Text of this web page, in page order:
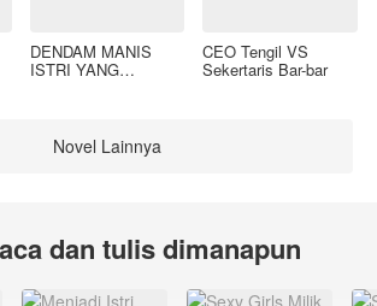
DENDAM MANIS
ISTRI YANG
CEO Tengil VS
Sekertaris Bar-bar
Novel Lainnya
dan tulis dimanapun